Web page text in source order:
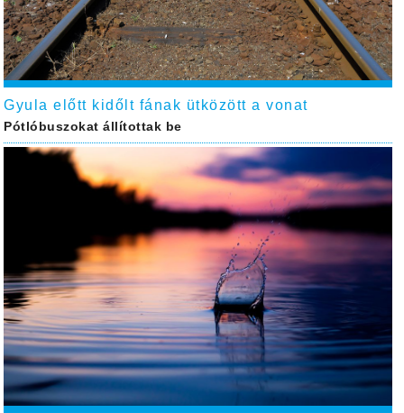
Gyula előtt kidőlt fának ütközött a vonat
Pótlóbuszokat állítottak be